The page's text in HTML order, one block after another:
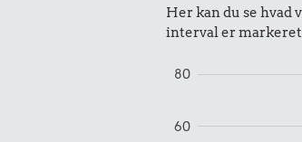
0,36 kr.
Her kan du se hvad
interval er
60
80